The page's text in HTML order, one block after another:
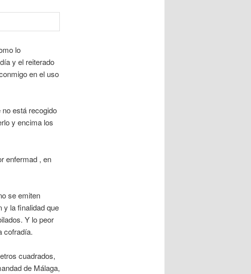
lo
y el reiterado
en el uso
está recogido
y encima los
enfermad , en
se emiten
la finalidad que
Y lo peor
cofradía.
cuadrados,
de Málaga,